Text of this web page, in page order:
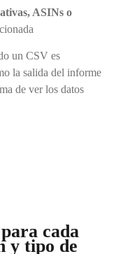
ASINs o
un CSV es
la salida del informe
de ver los datos
cada
y tipo de